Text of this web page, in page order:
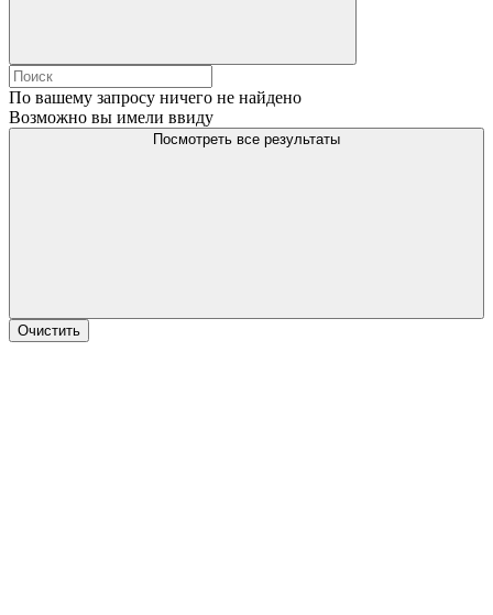
По вашему запросу ничего не найдено
Возможно вы имели ввиду
Посмотреть все результаты
Очистить